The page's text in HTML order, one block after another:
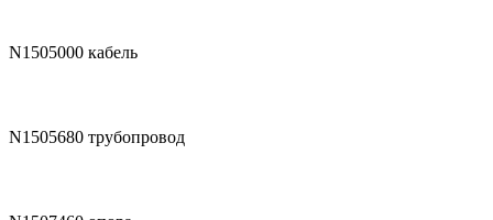
N1505000 кабель
N1505680 трубопровод